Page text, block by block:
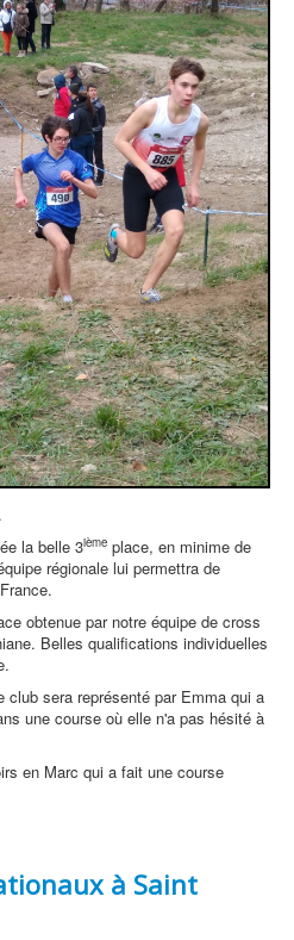
la belle 3ième place, en minime de
régionale lui permettra de
obtenue par notre équipe de cross
Belles qualifications individuelles
club sera représenté par Emma qui a
une course où elle n'a pas hésité à
en Marc qui a fait une course
à Saint